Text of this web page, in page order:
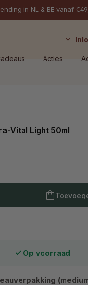
in NL & BE vanaf
Acties
Vital Light 50ml
Op voorraad